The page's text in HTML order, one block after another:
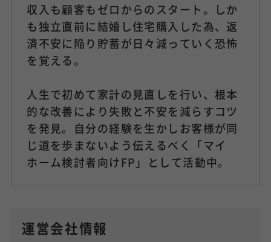
収入も顧客もゼロからのスタート。しか
も独立直前に結婚し住宅購入した為、返
済不安に陥り貯蓄が日々減っていく恐怖
を覚える。
人生で初めて家計の見直しを行い、根本
的な改善により失敗と不安を減らすコツ
を発見。自分の経験を生かしお客様が同
じ道を歩まないよう伝えるべく「マイ
ホーム検討者向けFP」として活動中。
運営会社情報